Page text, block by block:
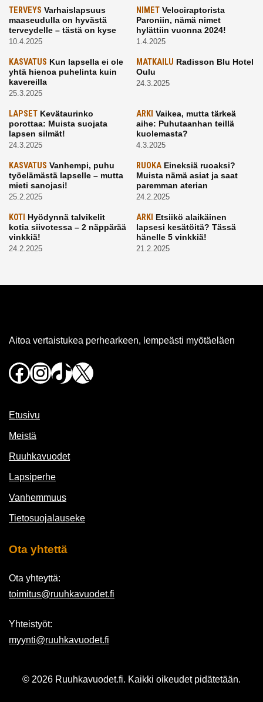
TERVEYS Varhaislapsuus
maaseudulla on hyvästä
terveydelle – tästä on kyse
10.4.2025
NIMETVelociraptorista
Paroniin, nämä nimet
hylättiin vuonna 2024!
1.4.2025
KASVATUS Kun lapsella ei ole
yhtä hienoa puhelinta kuin
kavereilla
25.3.2025
MATKAILU Radisson Blu Hotel
Oulu
24.3.2025
LAPSET Kevätaurinko
porottaa: Muista suojata
lapsen silmät!
24.3.2025
ARKI Vaikea, mutta tärkeä
aihe: Puhutaanhan teillä
kuolemasta?
4.3.2025
KASVATUS Vanhempi, puhu
työelämästä lapselle – mutta
mieti sanojasi!
25.2.2025
RUOKAEineksiä ruoaksi?
Muista nämä asiat ja saat
paremman aterian
24.2.2025
KOTI Hyödynnä talvikelit
kotia siivotessa – 2 näppärää
vinkkiä!
24.2.2025
ARKI Etsiikö alaikäinen
lapsesi kesätöitä? Tässä
hänelle 5 vinkkiä!
21.2.2025
Aitoa vertaistukea perhearkeen, lempeästi myötäeläen
Facebook
Instagram
TikTok
X
Etusivu
Meistä
Ruuhkavuodet
Lapsiperhe
Vanhemmuus
Tietosuojalauseke
Ota yhtettä
Ota yhteyttä:
toimitus@ruuhkavuodet.fi
Yhteistyöt:
myynti@ruuhkavuodet.fi
© 2026 Ruuhkavuodet.fi. Kaikki oikeudet pidätetään.